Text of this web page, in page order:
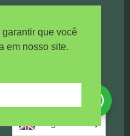
English
que você
em nosso site.